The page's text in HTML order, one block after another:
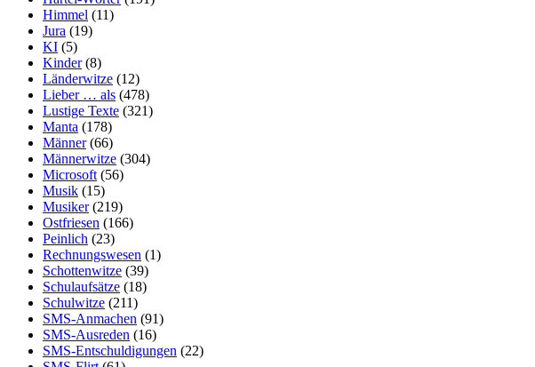
Himmel (11)
Jura (19)
KI (5)
Kinder(8)
Länderwitze (12)
Lieber … als (478)
Lustige Texte (321)
Manta (178)
Männer(66)
Männerwitze (304)
Microsoft(56)
Musik (15)
Musiker(219)
Ostfriesen (166)
Peinlich (23)
Rechnungswesen (1)
Schottenwitze (39)
Schulaufsätze (18)
Schulwitze (211)
SMS-Anmachen (91)
SMS-Ausreden (16)
SMS-Entschuldigungen (22)